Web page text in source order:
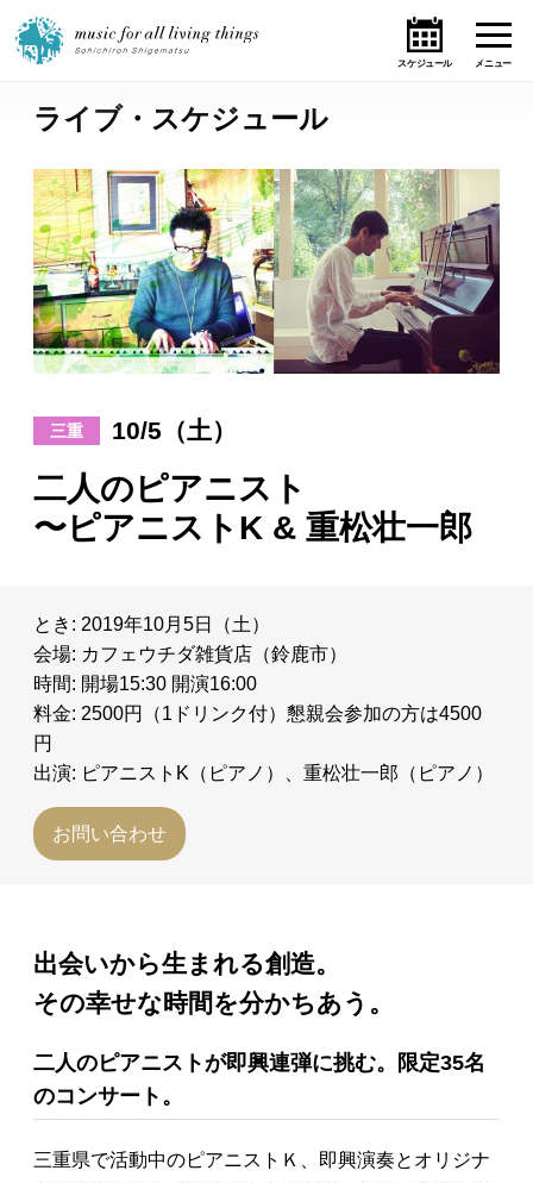
ホーム
ニュース
テーマ
ライブ・スケジュール
オンライン・ショップ
ギャラリー
Specials
プロフィール
演奏依頼
お問い合わせ
ライブ・スケジュール
三重 10/5（土）
二人のピアニスト
〜ピアニストK & 重松壮一郎
とき: 2019年10月5日（土）
会場: カフェウチダ雑貨店（鈴鹿市）
時間: 開場15:30 開演16:00
料金: 2500円（1ドリンク付）懇親会参加の方は4500
円
出演: ピアニストK（ピアノ）、重松壮一郎（ピアノ）
お問い合わせ
出会いから生まれる創造。
その幸せな時間を分かちあう。
二人のピアニストが即興連弾に挑む。限定35名
のコンサート。
三重県で活動中のピアニストＫ、即興演奏とオリジナ